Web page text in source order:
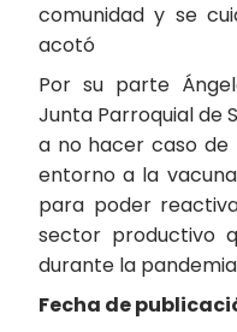
comunidad y se
acotó
Por su parte
Junta Parroquial de
a no hacer caso de
entorno a la
para poder
sector productivo
durante la
Fecha de